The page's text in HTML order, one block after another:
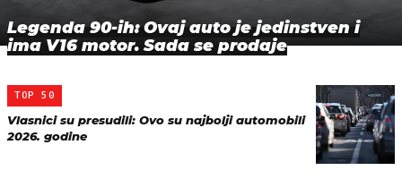
Legenda 90-ih: Ovaj auto je jedinstven i
ima V16 motor. Sada se prodaje
TOP 50
Vlasnici su presudili: Ovo su najbolji automobili
2026. godine